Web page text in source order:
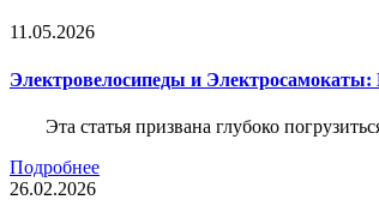
11.05.2026
Электровелосипеды и
Эта статья призвана глубоко
Подробнее
26.02.2026